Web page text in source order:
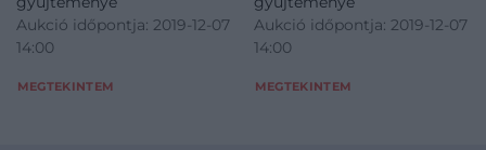
Aukció időpontja: 2019-12-07
14:00
MEGTEKINTEM
Aukció időpontja: 2019-12-07
14:00
MEGTEKINTEM